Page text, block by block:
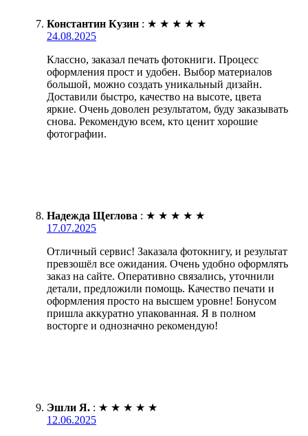
Константин Кузин : ★ ★ ★ ★ ★
24.08.2025
Классно, заказал печать фотокниги. Процесс
оформления прост и удобен. Выбор материалов
большой, можно создать уникальный дизайн.
Доставили быстро, качество на высоте, цвета
яркие. Очень доволен результатом, буду заказывать
снова. Рекомендую всем, кто ценит хорошие
фотографии.
Надежда Щеглова : ★ ★ ★ ★ ★
17.07.2025
Отличный сервис! Заказала фотокнигу, и результат
превзошёл все ожидания. Очень удобно оформлять
заказ на сайте. Оперативно связались, уточнили
детали, предложили помощь. Качество печати и
оформления просто на высшем уровне! Бонусом
пришла аккуратно упакованная. Я в полном
восторге и однозначно рекомендую!
Эшли Я. : ★ ★ ★ ★ ★
12.06.2025